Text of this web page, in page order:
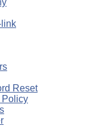
Reset
Policy